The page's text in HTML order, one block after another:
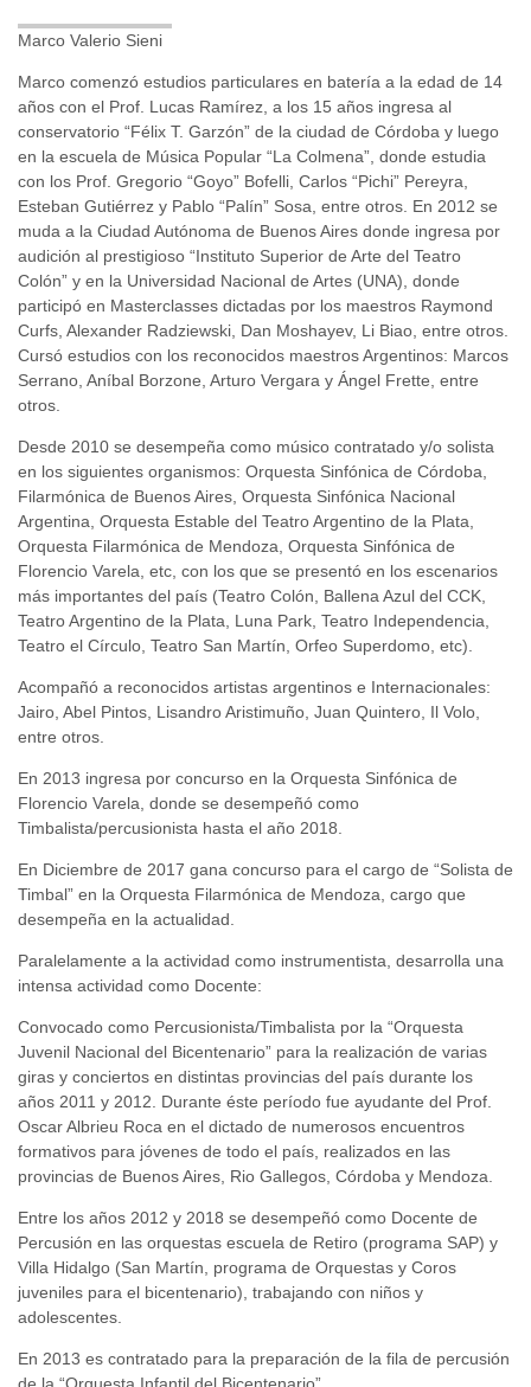
Marco Valerio Sieni
Marco comenzó estudios particulares en batería a la edad de 14
años con el Prof. Lucas Ramírez, a los 15 años ingresa al
conservatorio “Félix T. Garzón” de la ciudad de Córdoba y luego
en la escuela de Música Popular “La Colmena”, donde estudia
con los Prof. Gregorio “Goyo” Bofelli, Carlos “Pichi” Pereyra,
Esteban Gutiérrez y Pablo “Palín” Sosa, entre otros. En 2012 se
muda a la Ciudad Autónoma de Buenos Aires donde ingresa por
audición al prestigioso “Instituto Superior de Arte del Teatro
Colón” y en la Universidad Nacional de Artes (UNA), donde
participó en Masterclasses dictadas por los maestros Raymond
Curfs, Alexander Radziewski, Dan Moshayev, Li Biao, entre otros.
Cursó estudios con los reconocidos maestros Argentinos: Marcos
Serrano, Aníbal Borzone, Arturo Vergara y Ángel Frette, entre
otros.
Desde 2010 se desempeña como músico contratado y/o solista
en los siguientes organismos: Orquesta Sinfónica de Córdoba,
Filarmónica de Buenos Aires, Orquesta Sinfónica Nacional
Argentina, Orquesta Estable del Teatro Argentino de la Plata,
Orquesta Filarmónica de Mendoza, Orquesta Sinfónica de
Florencio Varela, etc, con los que se presentó en los escenarios
más importantes del país (Teatro Colón, Ballena Azul del CCK,
Teatro Argentino de la Plata, Luna Park, Teatro Independencia,
Teatro el Círculo, Teatro San Martín, Orfeo Superdomo, etc).
Acompañó a reconocidos artistas argentinos e Internacionales:
Jairo, Abel Pintos, Lisandro Aristimuño, Juan Quintero, Il Volo,
entre otros.
En 2013 ingresa por concurso en la Orquesta Sinfónica de
Florencio Varela, donde se desempeñó como
Timbalista/percusionista hasta el año 2018.
En Diciembre de 2017 gana concurso para el cargo de “Solista de
Timbal” en la Orquesta Filarmónica de Mendoza, cargo que
desempeña en la actualidad.
Paralelamente a la actividad como instrumentista, desarrolla una
intensa actividad como Docente:
Convocado como Percusionista/Timbalista por la “Orquesta
Juvenil Nacional del Bicentenario” para la realización de varias
giras y conciertos en distintas provincias del país durante los
años 2011 y 2012. Durante éste período fue ayudante del Prof.
Oscar Albrieu Roca en el dictado de numerosos encuentros
formativos para jóvenes de todo el país, realizados en las
provincias de Buenos Aires, Rio Gallegos, Córdoba y Mendoza.
Entre los años 2012 y 2018 se desempeñó como Docente de
Percusión en las orquestas escuela de Retiro (programa SAP) y
Villa Hidalgo (San Martín, programa de Orquestas y Coros
juveniles para el bicentenario), trabajando con niños y
adolescentes.
En 2013 es contratado para la preparación de la fila de percusión